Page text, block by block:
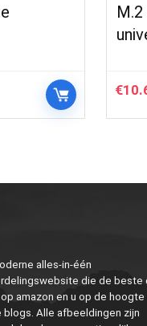
€
alles-in-één
die de beste
amazon en u op de
Alle afbeeldingen zijn